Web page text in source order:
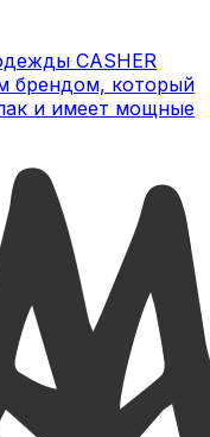
CASHER
брендом, который
и имеет мощные